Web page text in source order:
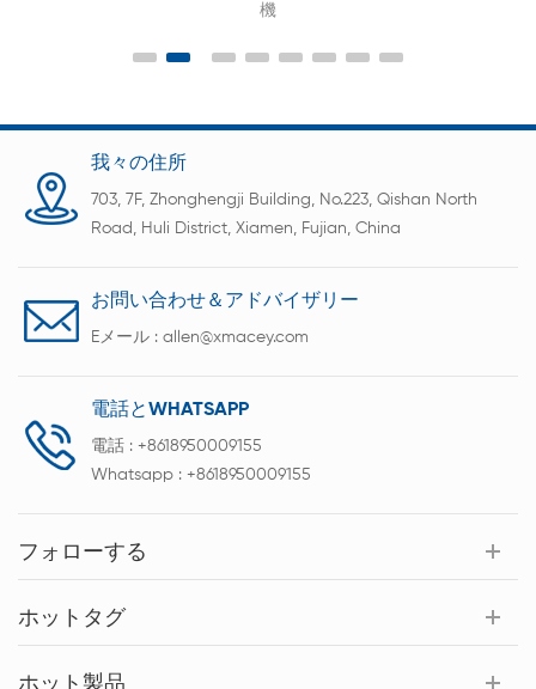
ル圧力制御を備えた自動バッテリー電極ローリング
我々の住所
703, 7F, Zhonghengji Building, No.223, Qishan North
Road, Huli District, Xiamen, Fujian, China
お問い合わせ＆アドバイザリー
Eメール : allen@xmacey.com
電話とWHATSAPP
電話 : +8618950009155
Whatsapp : +8618950009155
フォローする
ホットタグ
ホット製品